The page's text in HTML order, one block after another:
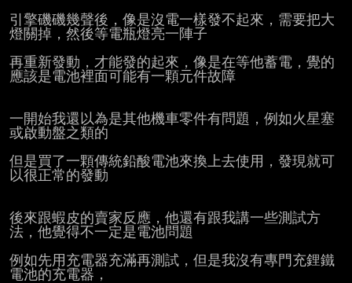
引擎磯磯幾聲後，像是沒電一樣發不起來，需要把大
燈關掉，然後等電瓶燈亮一陣子
再重新發動，才能發的起來，像是在等他蓄電，覺的
應該是電池裡面可能有一顆元件故障
一開始我還以為是其他機車零件有問題，例如火星塞
或啟動盤之類的
但是買了一顆傳統鉛酸電池來換上去使用，發現就可
以很正常的發動
後來跟蝦皮的賣家反應，他還有跟我講一些測試方
法，他覺得不一定是電池問題
例如先用充電器充滿再測試，但是我沒有專門充鋰鐵
電池的充電器，